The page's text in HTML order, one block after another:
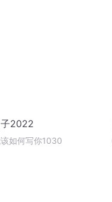
2022
如何写你1030